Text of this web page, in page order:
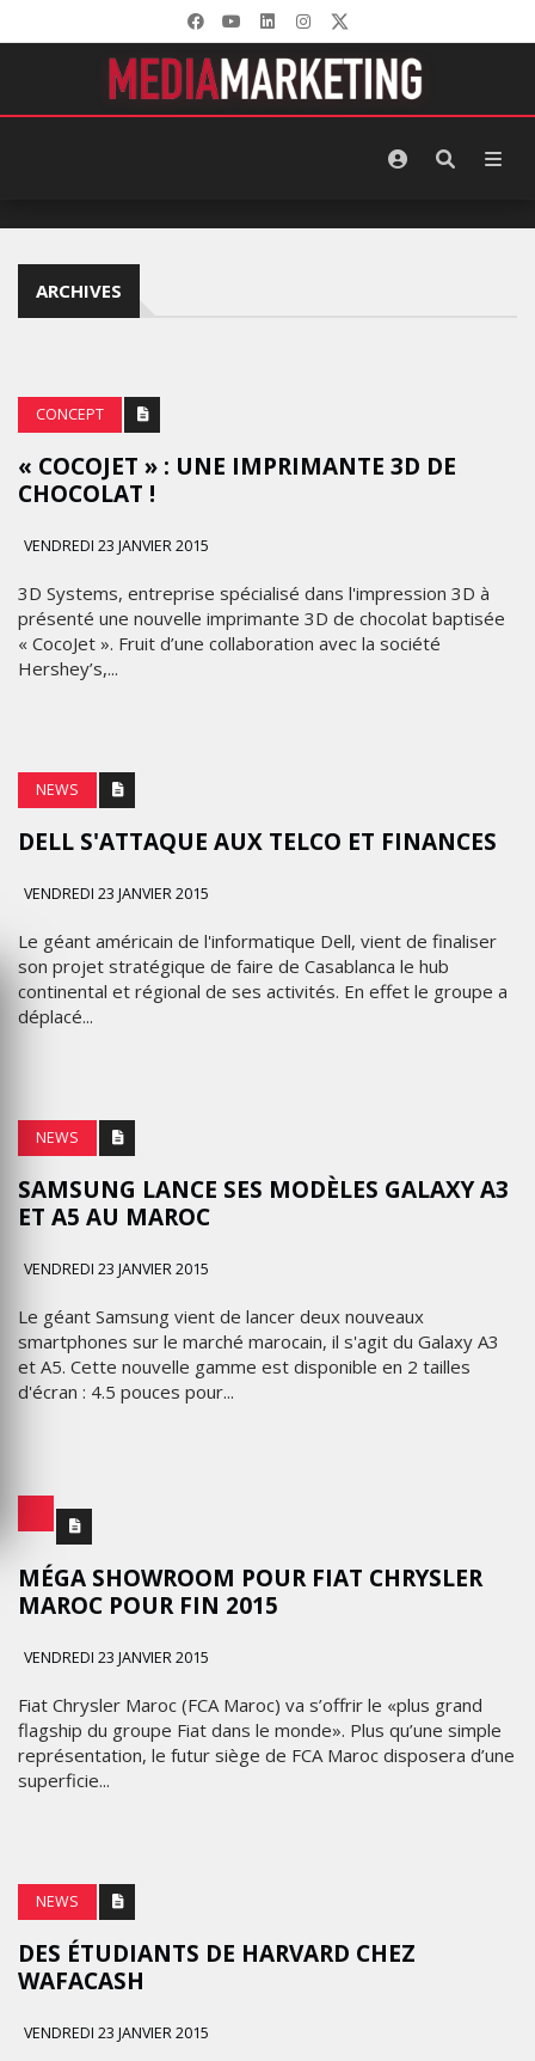
ARCHIVES
CONCEPT
« COCOJET » : UNE IMPRIMANTE 3D DE
CHOCOLAT !
VENDREDI 23 JANVIER 2015
3D Systems, entreprise spécialisé dans l'impression 3D à
présenté une nouvelle imprimante 3D de chocolat baptisée
« CocoJet ». Fruit d’une collaboration avec la société
Hershey’s,...
NEWS
DELL S'ATTAQUE AUX TELCO ET FINANCES
VENDREDI 23 JANVIER 2015
Le géant américain de l'informatique Dell, vient de finaliser
son projet stratégique de faire de Casablanca le hub
continental et régional de ses activités. En effet le groupe a
déplacé...
NEWS
SAMSUNG LANCE SES MODÈLES GALAXY A3
ET A5 AU MAROC
VENDREDI 23 JANVIER 2015
Le géant Samsung vient de lancer deux nouveaux
smartphones sur le marché marocain, il s'agit du Galaxy A3
et A5. Cette nouvelle gamme est disponible en 2 tailles
d'écran : 4.5 pouces pour...
MÉGA SHOWROOM POUR FIAT CHRYSLER
MAROC POUR FIN 2015
VENDREDI 23 JANVIER 2015
Fiat Chrysler Maroc (FCA Maroc) va s’offrir le «plus grand
flagship du groupe Fiat dans le monde». Plus qu’une simple
représentation, le futur siège de FCA Maroc disposera d’une
superficie...
NEWS
DES ÉTUDIANTS DE HARVARD CHEZ
WAFACASH
VENDREDI 23 JANVIER 2015